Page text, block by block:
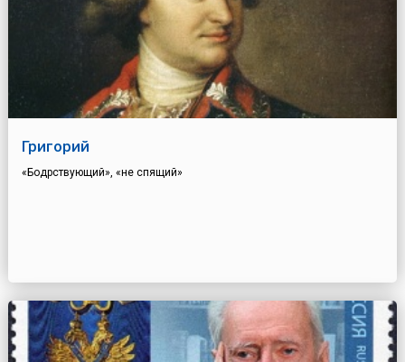
Григорий
«Бодрствующий», «не спящий»